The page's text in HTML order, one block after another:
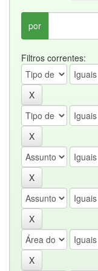
por
Filtros correntes: